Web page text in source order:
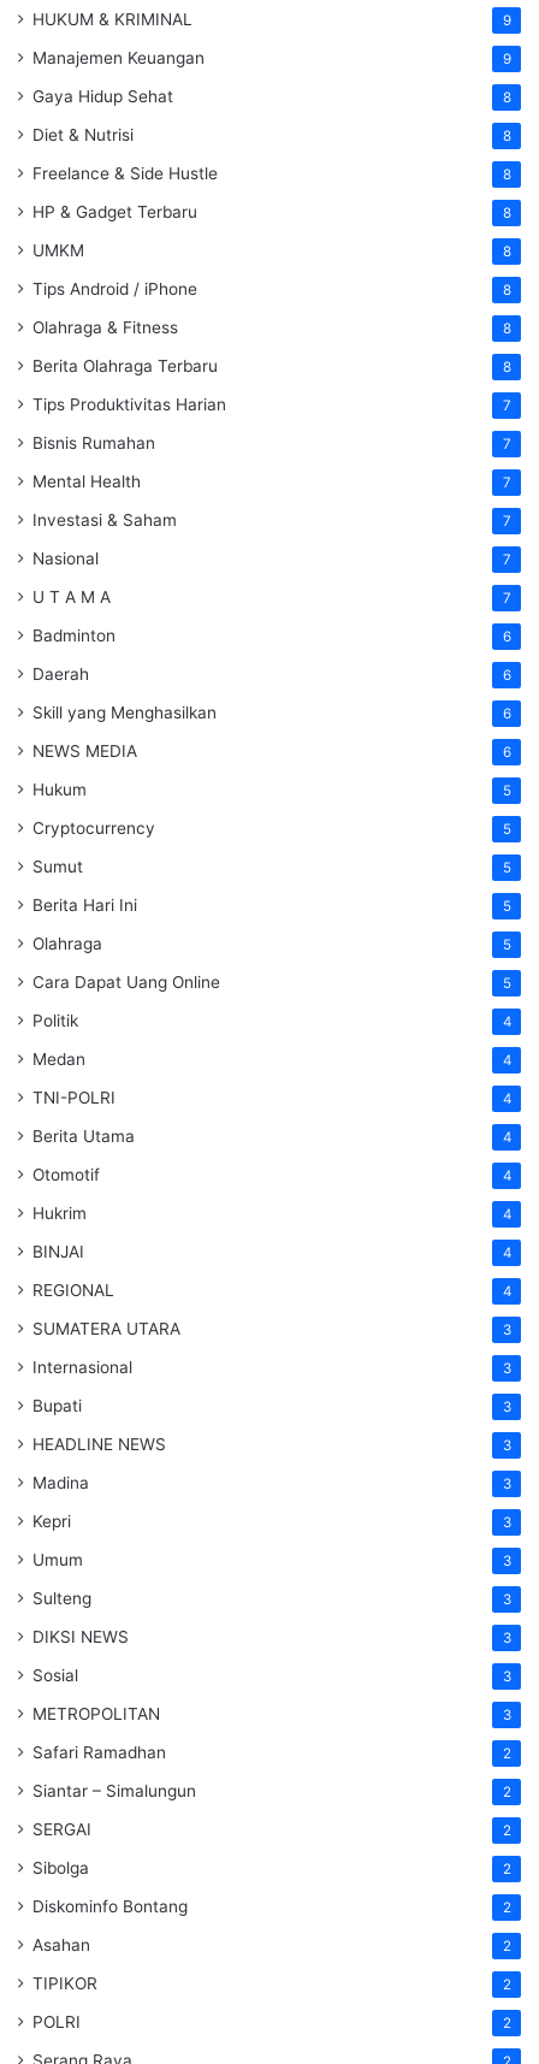
HUKUM & KRIMINAL 9
Manajemen Keuangan 9
Gaya Hidup Sehat 8
Diet & Nutrisi 8
Freelance & Side Hustle 8
HP & Gadget Terbaru 8
UMKM 8
Tips Android / iPhone 8
Olahraga & Fitness 8
Berita Olahraga Terbaru 8
Tips Produktivitas Harian 7
Bisnis Rumahan 7
Mental Health 7
Investasi & Saham 7
Nasional 7
U T A M A 7
Badminton 6
Daerah 6
Skill yang Menghasilkan 6
NEWS MEDIA 6
Hukum 5
Cryptocurrency 5
Sumut 5
Berita Hari Ini 5
Olahraga 5
Cara Dapat Uang Online 5
Politik 4
Medan 4
TNI-POLRI 4
Berita Utama 4
Otomotif 4
Hukrim 4
BINJAI 4
REGIONAL 4
SUMATERA UTARA 3
Internasional 3
Bupati 3
HEADLINE NEWS 3
Madina 3
Kepri 3
Umum 3
Sulteng 3
DIKSI NEWS 3
Sosial 3
METROPOLITAN 3
Safari Ramadhan 2
Siantar – Simalungun 2
SERGAI 2
Sibolga 2
Diskominfo Bontang 2
Asahan 2
TIPIKOR 2
POLRI 2